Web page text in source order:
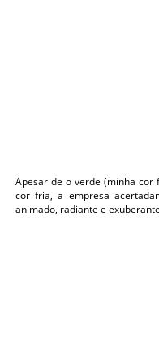
Apesar de o verde (minha cor
cor fria, a empresa
animado, radiante e